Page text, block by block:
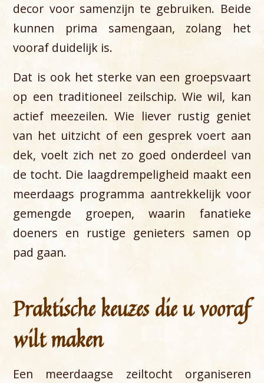
decor voor samenzijn te gebruiken. Beide
kunnen prima samengaan, zolang het
vooraf duidelijk is.
Dat is ook het sterke van een groepsvaart
op een traditioneel zeilschip. Wie wil, kan
actief meezeilen. Wie liever rustig geniet
van het uitzicht of een gesprek voert aan
dek, voelt zich net zo goed onderdeel van
de tocht. Die laagdrempeligheid maakt een
meerdaags programma aantrekkelijk voor
gemengde groepen, waarin fanatieke
doeners en rustige genieters samen op
pad gaan.
Praktische keuzes die u vooraf
wilt maken
Een meerdaagse zeiltocht organiseren